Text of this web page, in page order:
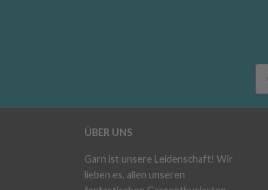
ÜBER UNS
Garn ist unsere Leidenschaft! Wir
lieben es, allen unseren